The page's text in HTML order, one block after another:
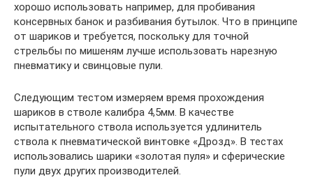
хорошо использовать например, для пробивания
консервных банок и разбивания бутылок. Что в принципе
от шариков и требуется, поскольку для точной
стрельбы по мишеням лучше использовать нарезную
пневматику и свинцовые пули.
Следующим тестом измеряем время прохождения
шариков в стволе калибра 4,5мм. В качестве
испытательного ствола используется удлинитель
ствола к пневматической винтовке «Дрозд». В тестах
использовались шарики «золотая пуля» и сферические
пули двух других производителей.